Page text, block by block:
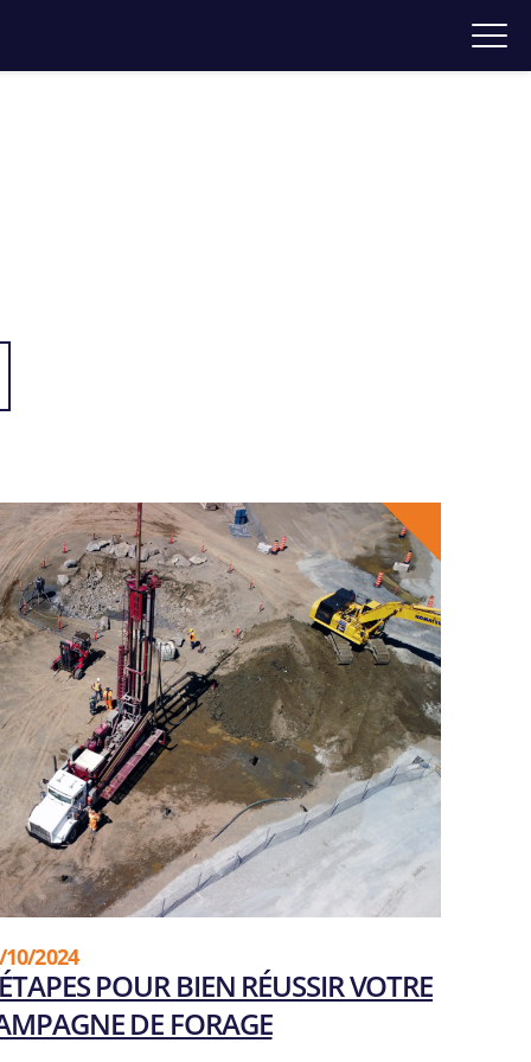
2024
POUR BIEN RÉUSSIR VOTRE
DE FORAGE
SOCIAL
boul. Industriel,
QC J1R 0P4
819-564-0531/800-565-0531
819-566-5552